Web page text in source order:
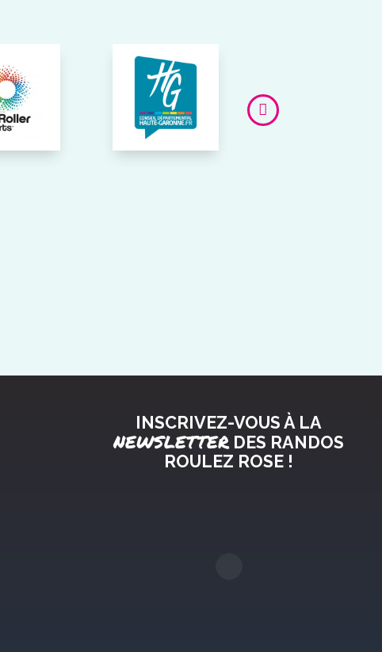
INSCRIVEZ-VOUS À LA
NEWSLETTERDES RANDOS
ROULEZ ROSE !